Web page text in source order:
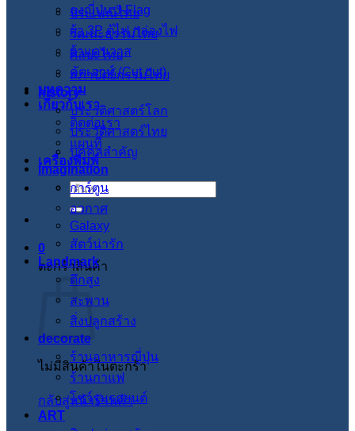
ธงญี่ปุ่น J-Flag
ผ้า 3P ตู้ไฟ กล่องไฟ
ผ้าแคนวาส
คัตเอาท์ (Cut out)
บทความ
เกี่ยวกับเรา
ติดต่อเรา
แผนที่
เครื่องพิมพ์
ค้นหา:
0
ตะกร้าสินค้า
ไม่มีสินค้าในตะกร้า
กลับสู่หน้าร้านค้า
ประเพณีไทย
วัฒนะธรรมไทย
ศิลปะไทย
สภาปัตย์กรรมไทย
history
ประวัติศาสตร์โลก
ประวัติศาสตร์ไทย
บุคคลสำคัญ
imagination
การ์ตูน
อวกาศ
Galaxy
สัตว์น่ารัก
Landmark
ตึกสูง
สะพาน
สิ่งปลูกสร้าง
decorate
ร้านอาหารญี่ปุ่น
ร้านกาแฟ
โชว์รูมรถยนต์
ART